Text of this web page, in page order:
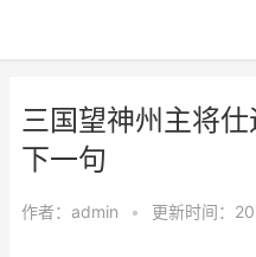
三国望神州主将
下一句
作者： admin • 更新时间：